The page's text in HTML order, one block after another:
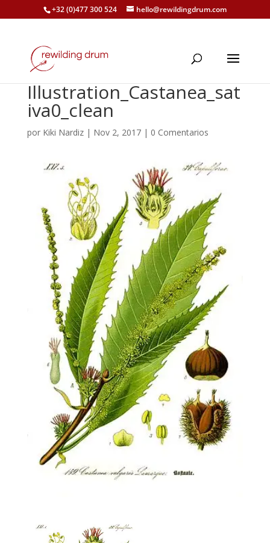
+32 (0)477 300 524 hello@rewildingdrum.com
Illustration_Castanea_sat
iva0_clean
por Kiki Nardiz| Nov 2, 2017| 0 Comentarios